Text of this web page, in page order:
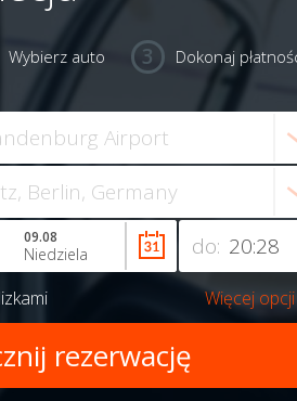
Wybierz auto Dokonaj
do:
09.08
Niedziela
Więcej opcji